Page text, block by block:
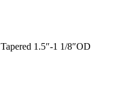
1.5″-1 1/8″OD